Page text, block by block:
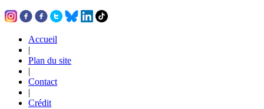
Accueil
|
Plan du site
|
Contact
|
Crédit